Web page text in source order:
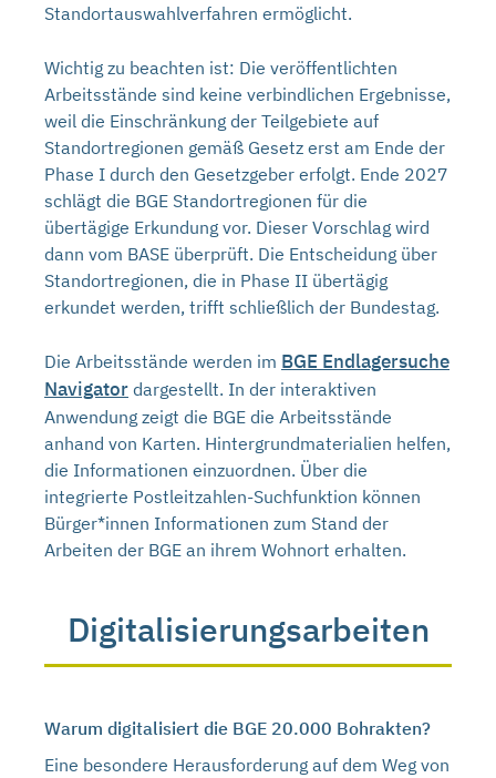
Standortauswahlverfahren ermöglicht.
Wichtig zu beachten ist: Die veröffentlichten
Arbeitsstände sind keine verbindlichen Ergebnisse,
weil die Einschränkung der Teilgebiete auf
Standortregionen gemäß Gesetz erst am Ende der
Phase I durch den Gesetzgeber erfolgt. Ende 2027
schlägt die BGE Standortregionen für die
übertägige Erkundung vor. Dieser Vorschlag wird
dann vom BASE überprüft. Die Entscheidung über
Standortregionen, die in Phase II übertägig
erkundet werden, trifft schließlich der Bundestag.
Die Arbeitsstände werden im BGE Endlagersuche
Navigator dargestellt. In der interaktiven
Anwendung zeigt die BGE die Arbeitsstände
anhand von Karten. Hintergrundmaterialien helfen,
die Informationen einzuordnen. Über die
integrierte Postleitzahlen-Suchfunktion können
Bürger*innen Informationen zum Stand der
Arbeiten der BGE an ihrem Wohnort erhalten.
Digitalisierungsarbeiten
Warum digitalisiert die BGE 20.000 Bohrakten?
Eine besondere Herausforderung auf dem Weg von